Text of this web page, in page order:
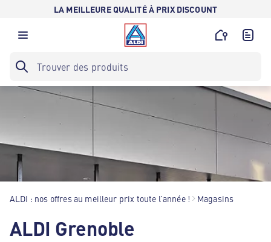
LA MEILLEURE QUALITÉ À PRIX DISCOUNT
ALDI : nos offres au meilleur prix toute l’année ! Magasins
ALDI Grenoble